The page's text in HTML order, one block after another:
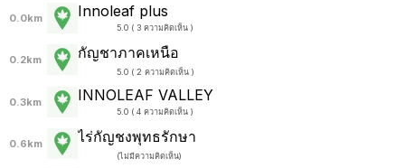
0.0km Innoleaf plus
5.0 ( 3 ความคิดเห็น )
0.2km กัญชาภาคเหนือ
5.0 ( 2 ความคิดเห็น )
0.3km INNOLEAF VALLEY
5.0 ( 4 ความคิดเห็น )
0.6km ไร่กัญชงพุทธรักษา
(ไม่มีความคิดเห็น)